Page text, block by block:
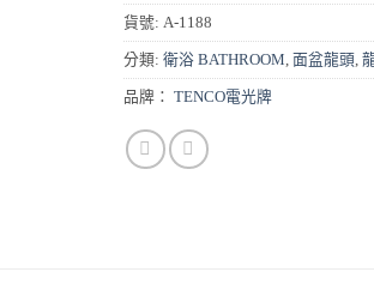
貨號: A-1188
分類: 衛浴 BATHROOM 面盆龍頭
品牌： TENCO電光牌